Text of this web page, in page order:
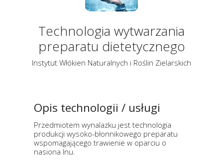
Technologia wytwarzania
preparatu dietetycznego
Instytut Włókien Naturalnych i Roślin Zielarskich
Opis technologii / usługi
Przedmiotem wynalazku jest technologia
produkcji wysoko-błonnikowego preparatu
wspomagającego trawienie w oparciu o
nasiona lnu.